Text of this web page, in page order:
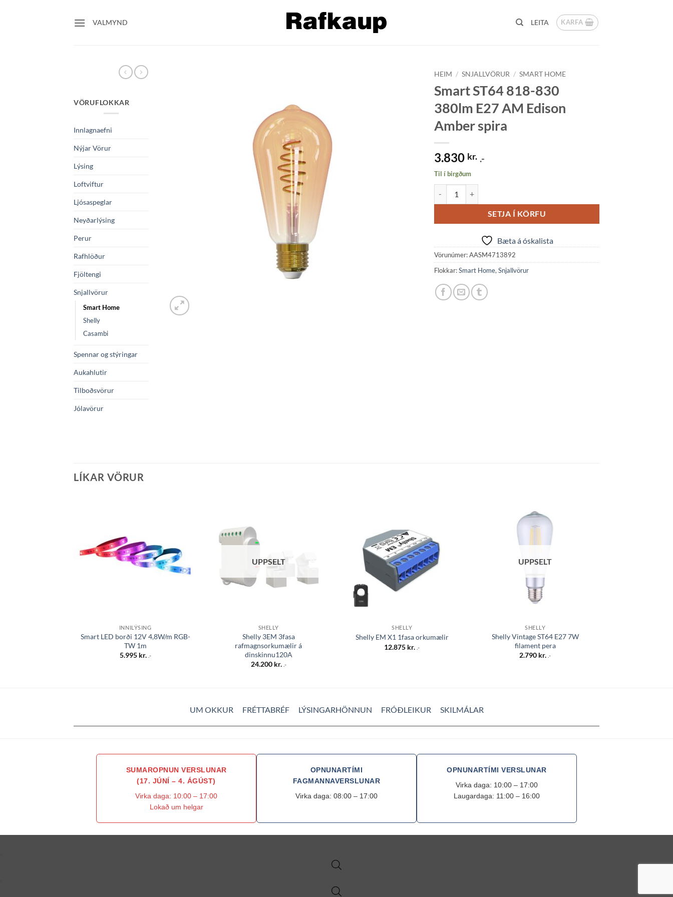
VALMYND LEITA KARFA
VÖRUFLOKKAR
Innlagnaefni
Nýjar Vörur
Lýsing
Loftviftur
Ljósaspeglar
Neyðarlýsing
Perur
Rafhlöður
Fjöltengi
Snjallvörur
Smart Home
Shelly
Casambi
Spennar og stýringar
Aukahlutir
Tilboðsvörur
Jólavörur
HEIM / SNJALLVÖRUR / SMART HOME
Smart ST64 818-830
380lm E27 AM Edison
Amber spira
3.830 kr. .-
Til í birgðum
SETJA Í KÖRFU
Bæta á óskalista
Vörunúmer:AASM4713892
Flokkar:Smart Home, Snjallvörur
LÍKAR VÖRUR
INNILÝSING
Smart LED borði 12V 4,8W/m RGB-
TW 1m
5.995 kr. .-
UPPSELT
SHELLY
Shelly 3EM 3fasa
rafmagnsorkumælir á
dinskinnu120A
24.200 kr. .-
SHELLY
Shelly EM X1 1fasa orkumælir
12.875 kr. .-
UPPSELT
SHELLY
Shelly Vintage ST64 E27 7W
filament pera
2.790 kr. .-
UM OKKUR FRÉTTABRÉF LÝSINGARHÖNNUN FRÓÐLEIKUR SKILMÁLAR
SUMAROPNUN VERSLUNAR
(17. JÚNÍ – 4. ÁGÚST)
Virka daga: 10:00 – 17:00
Lokað um helgar
OPNUNARTÍMI
FAGMANNAVERSLUNAR
Virka daga: 08:00 – 17:00
OPNUNARTÍMI VERSLUNAR
Virka daga: 10:00 – 17:00
Laugardaga: 11:00 – 16:00